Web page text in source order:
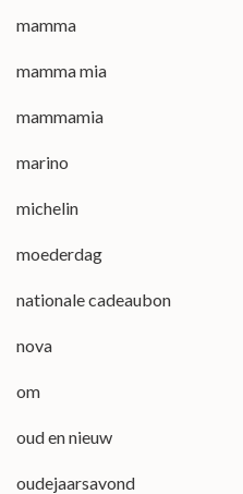
mamma
mamma mia
mammamia
marino
michelin
moederdag
nationale cadeaubon
nova
om
oud en nieuw
oudejaarsavond